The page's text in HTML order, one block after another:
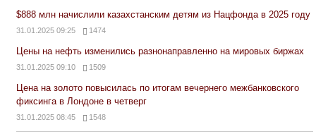
$888 млн начислили казахстанским детям из Нацфонда в 2025 году
31.01.2025 09:25 1474
Цены на нефть изменились разнонаправленно на мировых биржах
31.01.2025 09:10 1509
Цена на золото повысилась по итогам вечернего межбанковского
фиксинга в Лондоне в четверг
31.01.2025 08:45 1548